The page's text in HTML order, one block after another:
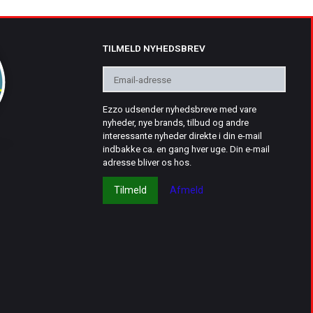
TILMELD NYHEDSBREV
adresse
Ezzo udsender nyhedsbreve med vare
nyheder, nye brands, tilbud og andre
interessante nyheder direkte i din e-mail
indbakke ca. en gang hver uge. Din e-mail
adresse bliver os hos.
Tilmeld Afmeld